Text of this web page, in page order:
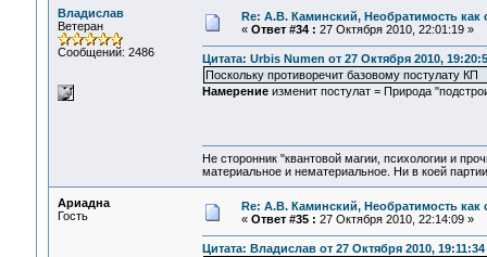
Владислав
Ветеран
Сообщений: 2486
Re: А.В. Каминский, Необратимость как
« Ответ #34 : 27 Октября 2010, 22:01:19 »
Цитата: Urbis Numen от 27 Октября 2010,
Поскольку противоречит базовому постулату КП
Намерение изменит постулат = Природа
Не сторонник "квантовой магии, психологии и
материальное и нематериальное. Ни в коей
Ариадна
Гость
Re: А.В. Каминский, Необратимость как
« Ответ #35 : 27 Октября 2010, 22:14:09 »
Цитата: Владислав от 27 Октября 2010, 19:11:34